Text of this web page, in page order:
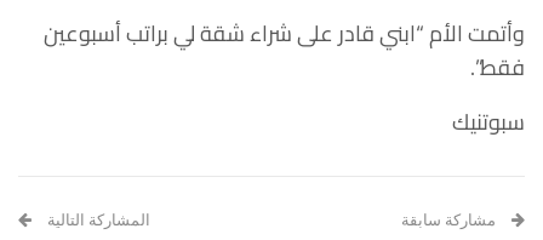
وأتمت الأم “ابني قادر على شراء شقة لي براتب أسبوعين
فقط”.
سبوتنيك
مشاركة سابقة المشاركة التالية